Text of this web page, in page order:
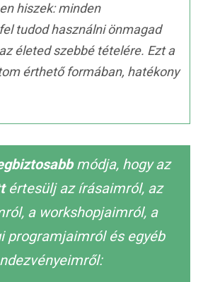
hiszek: minden
tudod használni önmagad
életed szebbé tételére. Ezt a
érthető formában, hatékony
módja, hogy az
értesülj az írásaimról, az
a workshopjaimról, a
programjaimról és egyéb